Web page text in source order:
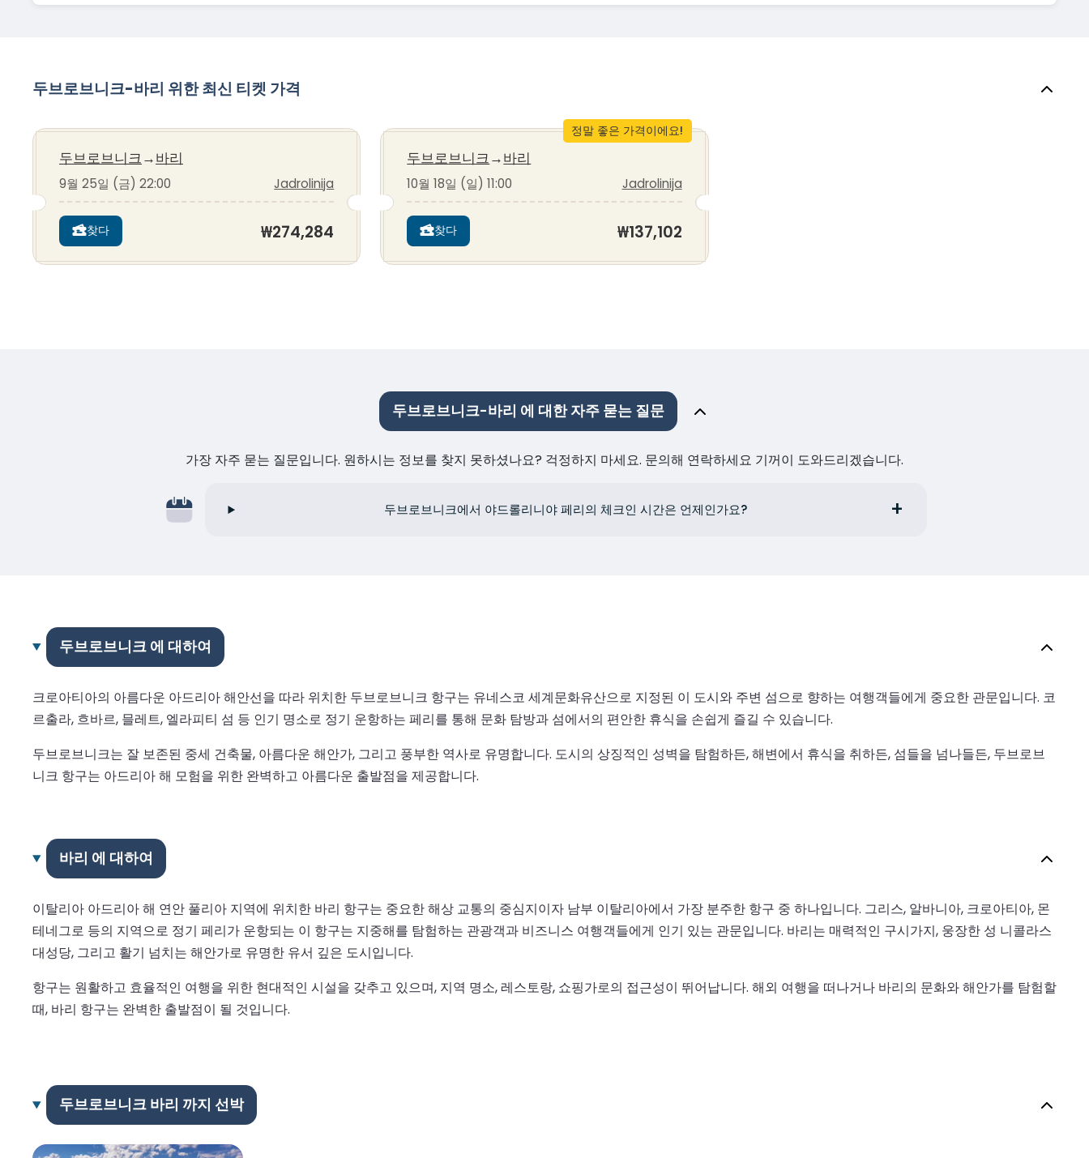
두브로브니크-바리 위한 최신 티켓 가격
두브로브니크→바리
9월 25일 (금) 22:00 Jadrolinija
찾다 ₩274,284
정말 좋은 가격이에요!
두브로브니크→바리
10월 18일 (일) 11:00 Jadrolinija
찾다 ₩137,102
두브로브니크-바리 에 대한 자주 묻는 질문
가장 자주 묻는 질문입니다. 원하시는 정보를 찾지 못하셨나요? 걱정하지 마세요. 문의해 연락하세요 기꺼이 도와드리겠습니다.
두브로브니크에서 야드롤리니야 페리의 체크인 시간은 언제인가요?
두브로브니크 에 대하여
크로아티아의 아름다운 아드리아 해안선을 따라 위치한 두브로브니크 항구는 유네스코 세계문화유산으로 지정된 이 도시와 주변 섬으로 향하는 여행객들에게 중요한 관문입니다. 코
르출라, 흐바르, 믈레트, 엘라피티 섬 등 인기 명소로 정기 운항하는 페리를 통해 문화 탐방과 섬에서의 편안한 휴식을 손쉽게 즐길 수 있습니다.
두브로브니크는 잘 보존된 중세 건축물, 아름다운 해안가, 그리고 풍부한 역사로 유명합니다. 도시의 상징적인 성벽을 탐험하든, 해변에서 휴식을 취하든, 섬들을 넘나들든, 두브로브
니크 항구는 아드리아 해 모험을 위한 완벽하고 아름다운 출발점을 제공합니다.
바리 에 대하여
이탈리아 아드리아 해 연안 풀리아 지역에 위치한 바리 항구는 중요한 해상 교통의 중심지이자 남부 이탈리아에서 가장 분주한 항구 중 하나입니다. 그리스, 알바니아, 크로아티아, 몬
테네그로 등의 지역으로 정기 페리가 운항되는 이 항구는 지중해를 탐험하는 관광객과 비즈니스 여행객들에게 인기 있는 관문입니다. 바리는 매력적인 구시가지, 웅장한 성 니콜라스
대성당, 그리고 활기 넘치는 해안가로 유명한 유서 깊은 도시입니다.
항구는 원활하고 효율적인 여행을 위한 현대적인 시설을 갖추고 있으며, 지역 명소, 레스토랑, 쇼핑가로의 접근성이 뛰어납니다. 해외 여행을 떠나거나 바리의 문화와 해안가를 탐험할
때, 바리 항구는 완벽한 출발점이 될 것입니다.
두브로브니크 바리 까지 선박